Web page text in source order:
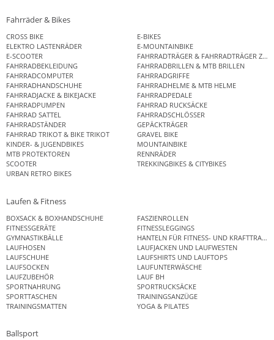
Fahrräder & Bikes
CROSS BIKE
E-BIKES
ELEKTRO LASTENRÄDER
E-MOUNTAINBIKE
E-SCOOTER
FAHRRADTRÄGER & FAHRRADTRÄGER
FAHRRADBEKLEIDUNG
FAHRRADBRILLEN & MTB BRILLEN
FAHRRADCOMPUTER
FAHRRADGRIFFE
FAHRRADHANDSCHUHE
FAHRRADHELME & MTB HELME
FAHRRADJACKE & BIKEJACKE
FAHRRADPEDALE
FAHRRADPUMPEN
FAHRRAD RUCKSÄCKE
FAHRRAD SATTEL
FAHRRADSCHLÖSSER
FAHRRADSTÄNDER
GEPÄCKTRÄGER
FAHRRAD TRIKOT & BIKE TRIKOT
GRAVEL BIKE
KINDER- & JUGENDBIKES
MOUNTAINBIKE
MTB PROTEKTOREN
RENNRÄDER
SCOOTER
TREKKINGBIKES & CITYBIKES
URBAN RETRO BIKES
Laufen & Fitness
BOXSACK & BOXHANDSCHUHE
FASZIENROLLEN
FITNESSGERÄTE
FITNESSLEGGINGS
GYMNASTIKBÄLLE
HANTELN FÜR FITNESS- UND
LAUFHOSEN
LAUFJACKEN UND LAUFWESTEN
LAUFSCHUHE
LAUFSHIRTS UND LAUFTOPS
LAUFSOCKEN
LAUFUNTERWÄSCHE
LAUFZUBEHÖR
LAUF BH
SPORTNAHRUNG
SPORTRUCKSÄCKE
SPORTTASCHEN
TRAININGSANZÜGE
TRAININGSMATTEN
YOGA & PILATES
Ballsport